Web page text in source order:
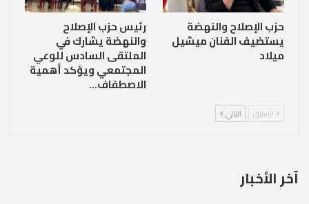
حزب الإصلاح والنهضة
يستضيف الفنان ميشيل
ميلاد
رئيس حزب الإصلاح
والنهضة يشارك في
الملتقى السادس للوعي
المجتمعي ويؤكد أهمية
الاصطفاف…
السابق التالي
آخر الأخبار